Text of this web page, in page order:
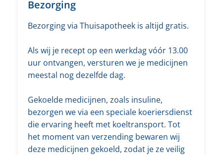
Bezorging
Bezorging via Thuisapotheek is altijd gratis.
Als wij je recept op een werkdag vóór 13.00
uur ontvangen, versturen we je medicijnen
meestal nog dezelfde dag.
Gekoelde medicijnen, zoals insuline,
bezorgen we via een speciale koeriersdienst
die ervaring heeft met koeltransport. Tot
het moment van verzending bewaren wij
deze medicijnen gekoeld, zodat je ze veilig